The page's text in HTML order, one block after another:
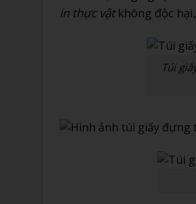
in thực vậtkhông độc
Túi